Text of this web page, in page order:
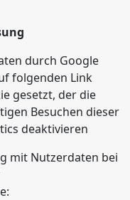
durch Google
folgenden Link
gesetzt, der die
Besuchen dieser
deaktivieren
mit Nutzerdaten bei